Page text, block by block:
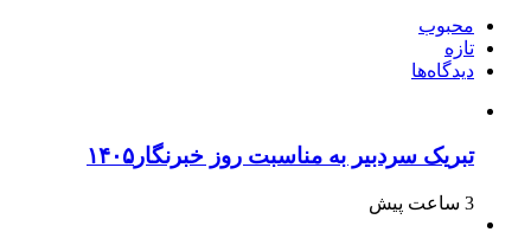
محبوب
تازه
دیدگاه‌ها
تبریک سردبیر به مناسبت روز خبرنگار۱۴۰۵
3 ساعت پیش